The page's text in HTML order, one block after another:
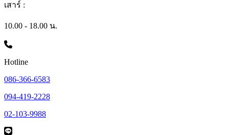
เสาร์ :
10.00 - 18.00 น.
Hotline
086-366-6583
094-419-2228
02-103-9988